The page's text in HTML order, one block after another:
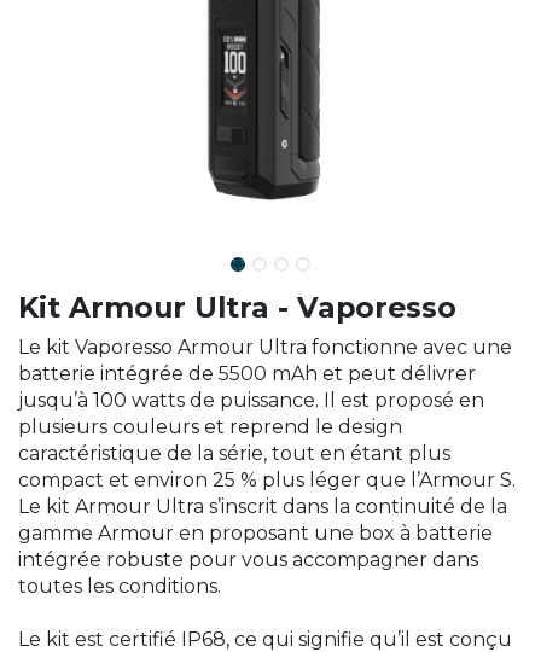
Kit Armour Ultra - Vaporesso
Le kit Vaporesso Armour Ultra fonctionne avec une
batterie intégrée de 5500 mAh et peut délivrer
jusqu’à 100 watts de puissance. Il est proposé en
plusieurs couleurs et reprend le design
caractéristique de la série, tout en étant plus
compact et environ 25 % plus léger que l’Armour S.
Le kit Armour Ultra s’inscrit dans la continuité de la
gamme Armour en proposant une box à batterie
intégrée robuste pour vous accompagner dans
toutes les conditions.
Le kit est certifié IP68, ce qui signifie qu’il est conçu